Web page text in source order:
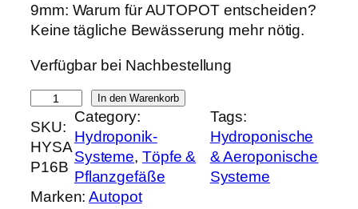
s
p
ü
n
g
l
i
c
h
t
u
l
l
e
P
r
9mm: Warum für AUTOPOT entscheiden?
Keine tägliche Bewässerung mehr nötig.
Verfügbar bei Nachbestellung
U
T
O
O
In den Warenkorb
SKU:
HYSA
P16B
Category:
Hydroponik-
Systeme, Töpfe &
Pflanzgefäße
Tags:
Hydroponische
& Aeroponische
Systeme
Marken:Autopot